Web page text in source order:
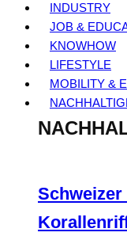
INDUSTRY
JOB &
KNOWHOW
LIFESTYLE
MOBILITY &